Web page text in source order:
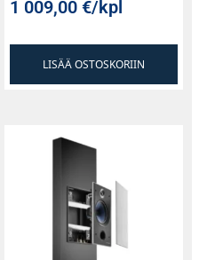
1 009,00€/kpl
LISÄÄ OSTOSKORIIN